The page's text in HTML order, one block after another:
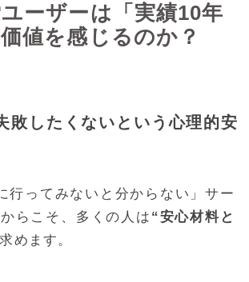
ーザーは「実績10年
値を感じるのか？
敗したくないという心理的安
行ってみないと分からない」サー
らこそ、多くの人は “安心材料と
めます。